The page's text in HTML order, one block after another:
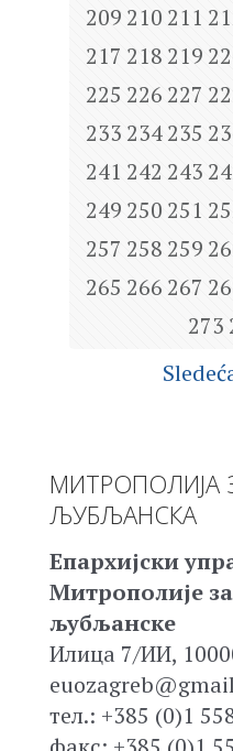
209 210 211
217 218 219
225 226 227
233 234235
241 242 243
249 250 251
257 258 259
265 266 267
273
МИТРОПОЛИЈА
ЉУБЉАНСКА
Епархијски
Митрополије
љубљанске
Илица 7/ИИ,
тел.: +385 (0)1